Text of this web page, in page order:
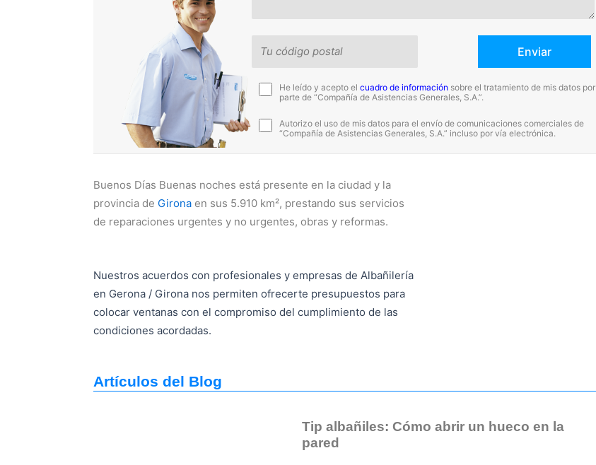
He leído y acepto elcuadro de información sobre el tratamiento de mis datos por
parte de “Compañía de Asistencias Generales, S.A.”.
Autorizo el uso de mis datos para el envío de comunicaciones comerciales de
“Compañía de Asistencias Generales, S.A.” incluso por vía electrónica.
Buenos Días Buenas noches está presente en la ciudad y la
provincia de Girona en sus 5.910 km², prestando sus servicios
de reparaciones urgentes y no urgentes, obras y reformas.
Nuestros acuerdos con profesionales y empresas de Albañilería
en Gerona / Girona nos permiten ofrecerte presupuestos para
colocar ventanas con el compromiso del cumplimiento de las
condiciones acordadas.
Artículos del Blog
Tip albañiles: Cómo abrir un hueco en la
pared